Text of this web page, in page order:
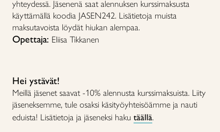
yhteydessä. Jäsenenä saat alennuksen kurssimaksusta
käyttämällä koodia JASEN242. Lisätietoja muista
maksutavoista löydät hiukan alempaa.
Opettaja: Eliisa Tikkanen
Hei ystävät!
Meillä jäsenet saavat -10% alennusta kurssimaksuista. Liity
jäseneksemme, tule osaksi käsityöyhteisöämme ja nauti
eduista! Lisätietoja ja jäseneksi haku täällä.